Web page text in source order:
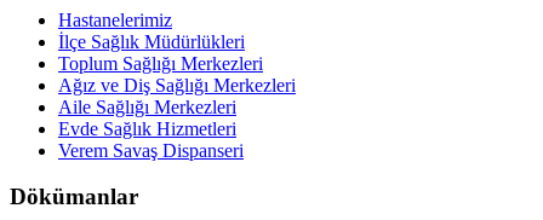
Hastanelerimiz
İlçe Sağlık Müdürlükleri
Toplum Sağlığı Merkezleri
Ağız ve Diş Sağlığı Merkezleri
Aile Sağlığı Merkezleri
Evde Sağlık Hizmetleri
Verem Savaş Dispanseri
Dökümanlar